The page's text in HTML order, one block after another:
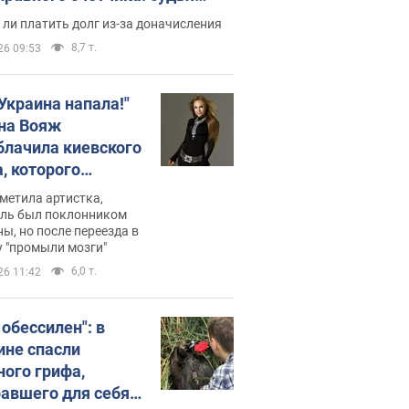
неожиданное решение
платить долг из-за доначисления
09:53 8,7 т.
напала!"
Вояж
киевского
которого
он
не знал,
хочет
украинцев
артистка,
был поклонником
но после переезда в
"промыли мозги"
11:42 6,0 т.
в
спасли
грифа,
для себя